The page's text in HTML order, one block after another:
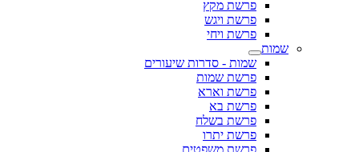
פרשת מקץ
פרשת ויגש
פרשת ויחי
שמות
שמות - סדרות שיעורים
פרשת שמות
פרשת וארא
פרשת בא
פרשת בשלח
פרשת יתרו